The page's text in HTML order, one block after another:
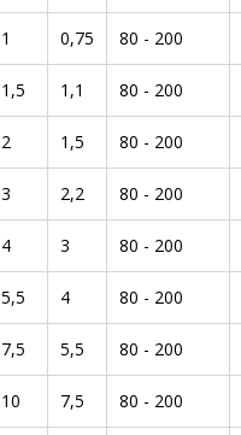
1 0,75 80 - 200
1,5 1,1 80 - 200
2 1,5 80 - 200
3 2,2 80 - 200
4 3 80 - 200
5,5 4 80 - 200
7,5 5,5 80 - 200
10 7,5 80 - 200